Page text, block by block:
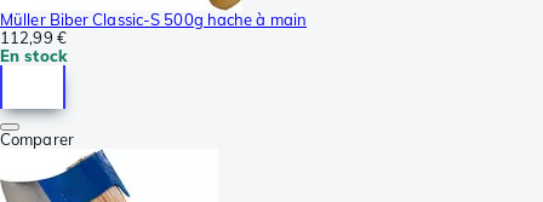
Müller Biber Classic-S 500g hache à main
112,99 €
En stock
Comparer